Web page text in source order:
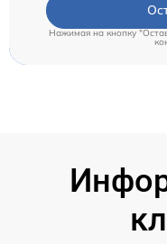
Нажимая на кнопку